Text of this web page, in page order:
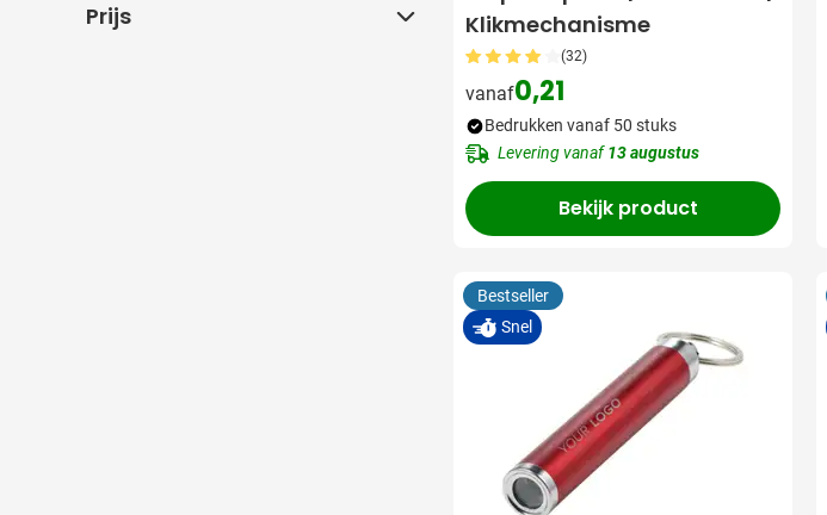
Prijs
Prijs
Klikmechanisme
(32)
vanaf0,21
Bedrukken vanaf 50 stuks
Levering vanaf13 augustus
Bekijk product
Bestseller
Snel